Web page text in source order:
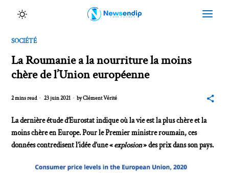
SOCIÉTÉ
La Roumanie a la nourriture la moins
chère de l’Union européenne
2 mins read 23 juin 2021 byClément Vérité
La dernière étude d’Eurostat indique où la vie est la plus chère et la
moins chère en Europe. Pour le Premier ministre roumain, ces
données contredisent l’idée d’une «explosion» des prix dans son pays.